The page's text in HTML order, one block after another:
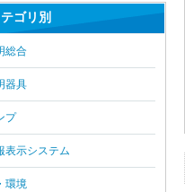
ゴリ別
総合
器具
プ
表示システム
環境